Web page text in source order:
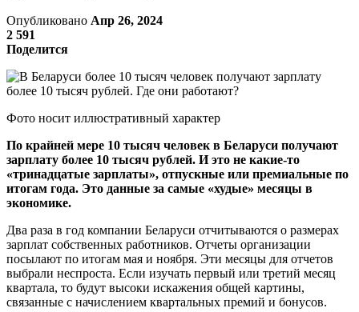
Опубликовано Апр 26, 2024
2 591
Поделится
Фото носит иллюстративный характер
По крайней мере 10 тысяч человек в Беларуси получают
зарплату более 10 тысяч рублей. И это не какие-то
«тринадцатые зарплаты», отпускные или премиальные по
итогам года. Это данные за самые «худые» месяцы в
экономике.
Два раза в год компании Беларуси отчитываются о размерах
зарплат собственных работников. Отчеты организации
посылают по итогам мая и ноября. Эти месяцы для отчетов
выбрали неспроста. Если изучать первый или третий месяц
квартала, то будут высоки искажения общей картины,
связанные с начислением квартальных премий и бонусов.